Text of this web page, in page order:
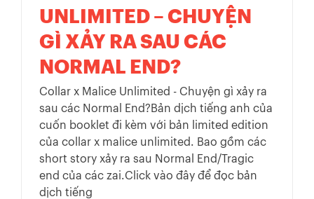
UNLIMITED – CHUYỆN
GÌ XẢY RA SAU CÁC
NORMAL END?
Collar x Malice Unlimited - Chuyện gì xảy ra
sau các Normal End?Bản dịch tiếng anh của
cuốn booklet đi kèm với bản limited edition
của collar x malice unlimited. Bao gồm các
short story xảy ra sau Normal End/Tragic
end của các zai.Click vào đây để đọc bản
dịch tiếng